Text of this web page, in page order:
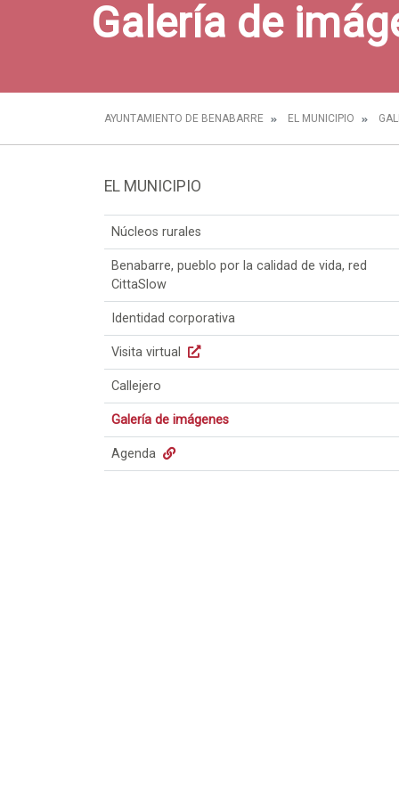
Galería de
AYUNTAMIENTO DE BENABARRE EL MUNICIPIO
EL MUNICIPIO
Núcleos rurales
Benabarre, pueblo por la calidad de vida, red
CittaSlow
Identidad corporativa
Visita virtual
Callejero
Galería de imágenes
Agenda